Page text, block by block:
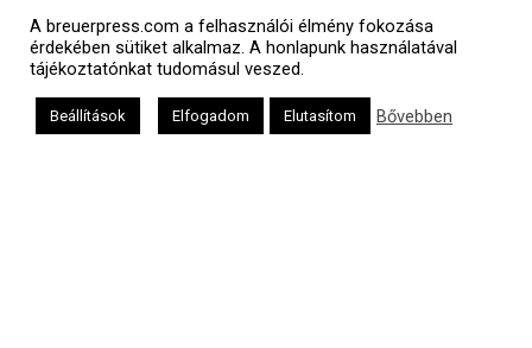
אב
Oldalunkat a Mazsök támogatja
A breuerpress.com a felhasználói élmény fokozása
érdekében sütiket alkalmaz. A honlapunk használatával
tájékoztatónkat tudomásul veszed.
Beállítások Elfogadom Elutasítom Bővebben